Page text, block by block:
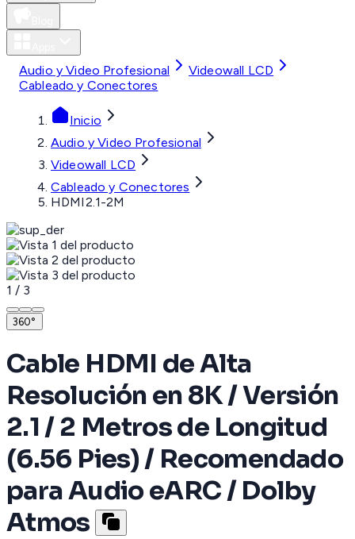
Audio y Video Profesional
Videowall LCD
Cableado y Conectores
Inicio
Audio y Video Profesional
Videowall LCD
Cableado y Conectores
HDMI2.1-2M
1 / 3
360°
Cable HDMI de Alta
Resolución en 8K / Versión
2.1 / 2 Metros de Longitud
(6.56 Pies) / Recomendado
para Audio eARC / Dolby
Atmos